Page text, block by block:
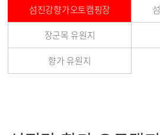
섬진강향가오토캠핑장
장군목 유원지
향가 유원지